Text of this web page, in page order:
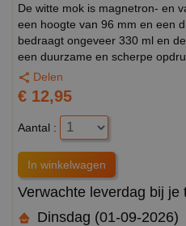
De witte mok is magnetron- en
een hoogte van 96 mm en een
bedraagt ongeveer 330 ml en
een duurzame en scherpe
Delen
€ 12,95
Aantal :
Verwachte leverdag bij je
Dinsdag (01-09-2026)